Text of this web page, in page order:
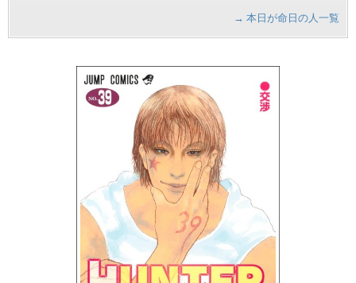
→ 本日が命日の人一覧